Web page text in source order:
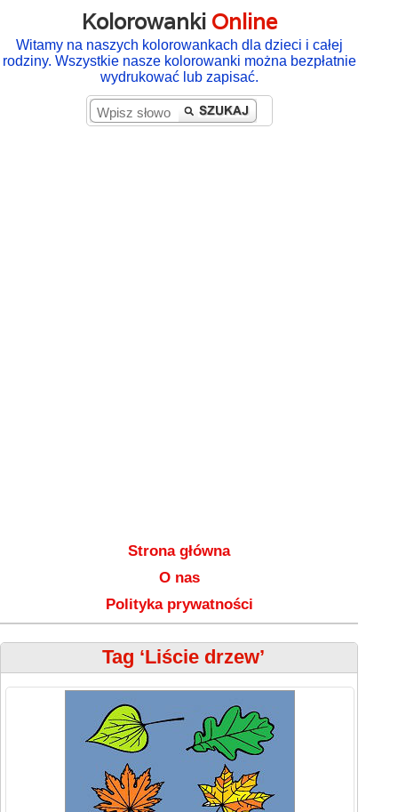
Kolorowanki Online
Witamy na naszych kolorowankach dla dzieci i całej
rodziny. Wszystkie nasze kolorowanki można bezpłatnie
wydrukować lub zapisać.
Strona główna
O nas
Polityka prywatności
Tag ‘Liście drzew’